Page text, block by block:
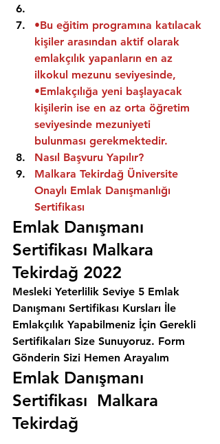
•Bu eğitim programına katılacak
kişiler arasından aktif olarak
emlakçılık yapanların en az
ilkokul mezunu seviyesinde,
•Emlakçılığa yeni başlayacak
kişilerin ise en az orta öğretim
seviyesinde mezuniyeti
bulunması gerekmektedir.
Nasıl Başvuru Yapılır?
Malkara Tekirdağ Üniversite
Onaylı Emlak Danışmanlığı
Sertifikası
Emlak Danışmanı
Sertifikası Malkara
Tekirdağ 2022
Mesleki Yeterlilik Seviye 5 Emlak
Danışmanı Sertifikası Kursları İle
Emlakçılık Yapabilmeniz İçin Gerekli
Sertifikaları Size Sunuyoruz. Form
Gönderin Sizi Hemen Arayalım
Emlak Danışmanı
Sertifikası  Malkara
Tekirdağ